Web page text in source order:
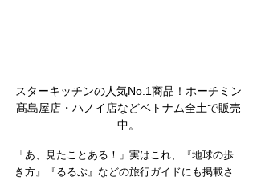
スターキッチンの人気No.1商品！ホーチミン
髙島屋店・ハノイ店などベトナム全土で販売
中。
「あ、見たことある！」実はこれ、『地球の歩
き方』『るるぶ』などの旅行ガイドにも掲載さ